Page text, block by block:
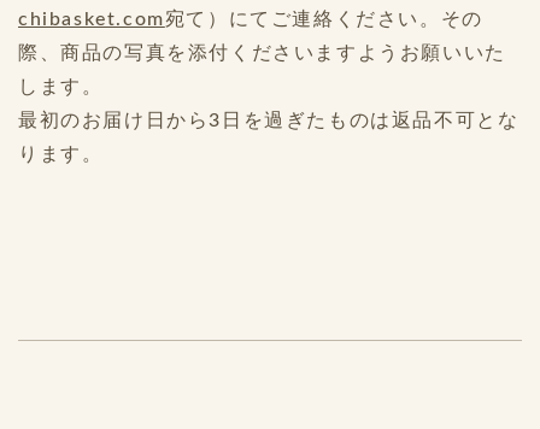
chibasket.com宛て）にてご連絡ください。その
際、商品の写真を添付くださいますようお願いいた
します。
最初のお届け日から3日を過ぎたものは返品不可とな
ります。